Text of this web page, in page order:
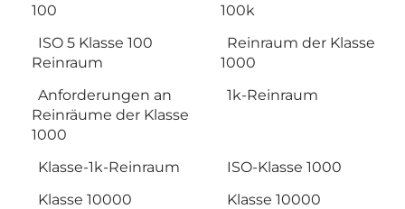
100
100k
ISO 5 Klasse 100
Reinraum
Reinraum der Klasse
1000
Anforderungen an
Reinräume der Klasse
1000
1k-Reinraum
Klasse-1k-Reinraum
ISO-Klasse 1000
Klasse 10000
Klasse 10000